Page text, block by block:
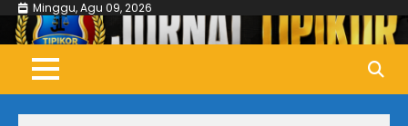
Skip
content
Minggu, Agu 09, 2026